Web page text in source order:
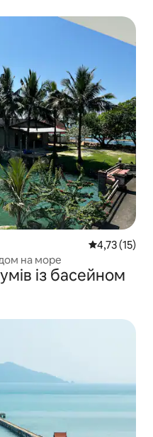
Середня
4,73 (15)
на море
із басейном